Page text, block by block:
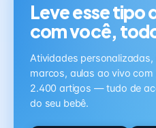
Leve esse tipo
com você,
Atividades
marcos, aulas ao vivo
2.400 artigos — tudo de
do seu bebê.